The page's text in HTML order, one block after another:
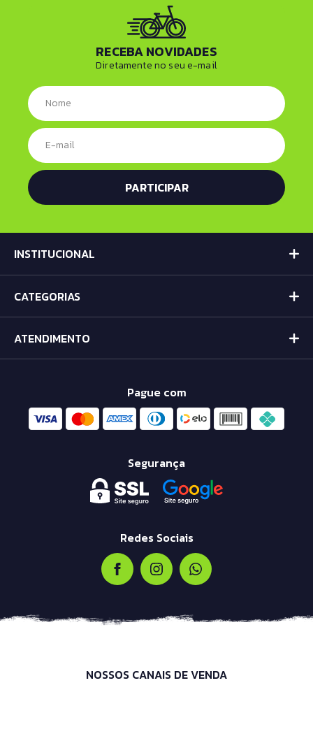
RECEBA NOVIDADES
Diretamente no seu e-mail
INSTITUCIONAL
CATEGORIAS
ATENDIMENTO
Pague com
Segurança
Redes Sociais
NOSSOS CANAIS DE VENDA